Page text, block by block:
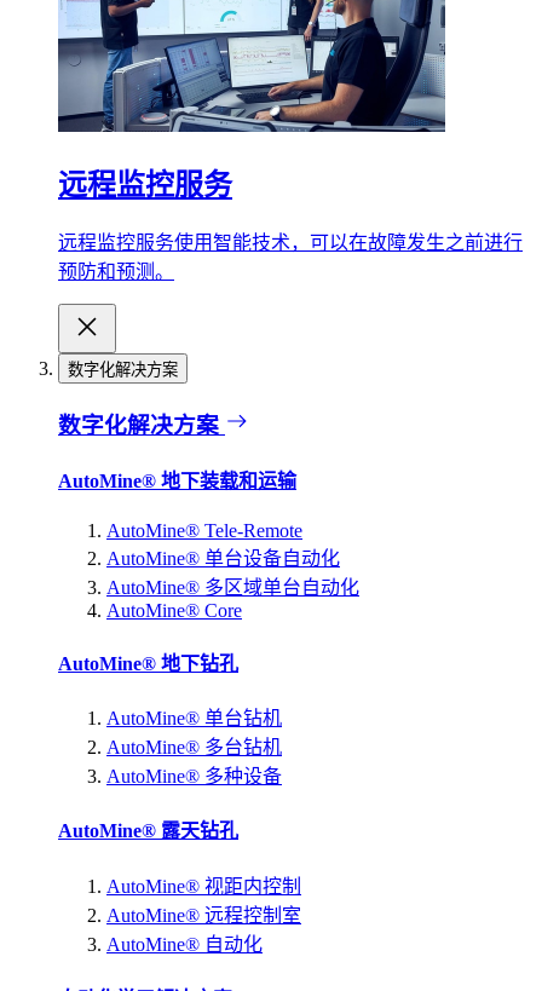
远程监控服务
远程监控服务使用智能技术，可以在故障发生之前进行
预防和预测。
数字化解决方案
数字化解决方案
AutoMine® 地下装载和运输
AutoMine® Tele-Remote
AutoMine® 单台设备自动化
AutoMine® 多区域单台自动化
AutoMine® Core
AutoMine® 地下钻孔
AutoMine® 单台钻机
AutoMine® 多台钻机
AutoMine® 多种设备
AutoMine® 露天钻孔
AutoMine® 视距内控制
AutoMine® 远程控制室
AutoMine® 自动化